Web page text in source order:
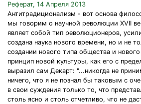
Реферат, 14 Апреля 2013
Антитрадиционализм - вот основа
мы говорим о научной революции XVII
являет собой тип революционеров,
создана наука нового времени, но и не
создании нового типа общества и
принцип новой культуры, как его с
выразил сам Декарт: "...никогда не
ничего, что я не познал бы таковым с
в свои суждения только то, что
столь ясно и столь отчетливо, что не